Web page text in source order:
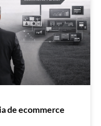
de ecommerce